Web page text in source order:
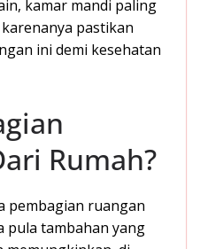
kamar mandi paling
pastikan
ini demi kesehatan
Rumah?
pembagian ruangan
pula tambahan yang